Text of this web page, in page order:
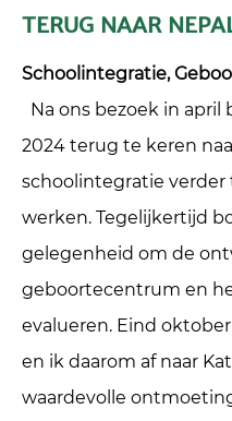
TERUG NAAR
Schoolintegratie,
Na ons bezoek in
2024 terug te keren
schoolintegratie
werken. Tegelijkertijd
gelegenheid om de
geboortecentrum en
evalueren. Eind
en ik daarom af naar
waardevolle